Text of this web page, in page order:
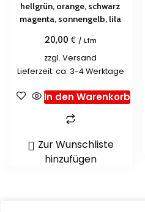
hellgrün, orange, schwarz
magenta, sonnengelb, lila
20,00 € / Lfm
zzgl.Versand
Lieferzeit: ca. 3-4 Werktage
In den Warenkorb
Zur Wunschliste
hinzufügen